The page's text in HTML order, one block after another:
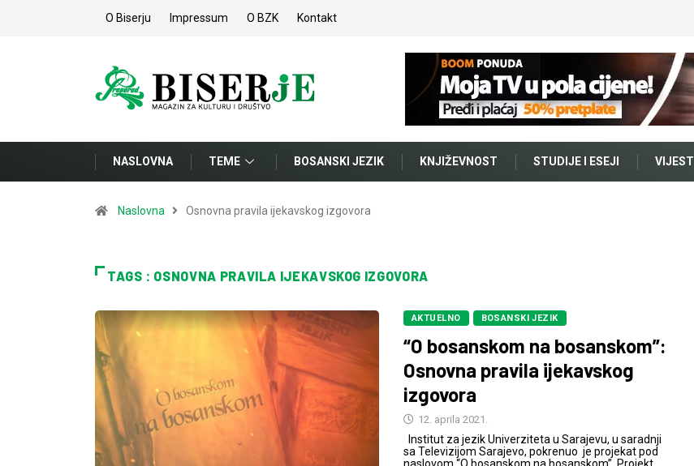
O Biserju Impressum O BZK Kontakt
NASLOVNA TEME BOSANSKI JEZIK KNJIŽEVNOST STUDIJE I ESEJI VIJESTI
Naslovna Osnovna pravila ijekavskog izgovora
TAGS : OSNOVNA PRAVILA IJEKAVSKOG IZGOVORA
AKTUELNO BOSANSKI JEZIK
“O bosanskom na bosanskom”:
Osnovna pravila ijekavskog
izgovora
12. aprila 2021.
Institut za jezik Univerziteta u Sarajevu, u saradnji
sa Televizijom Sarajevo, pokrenuo je projekat pod